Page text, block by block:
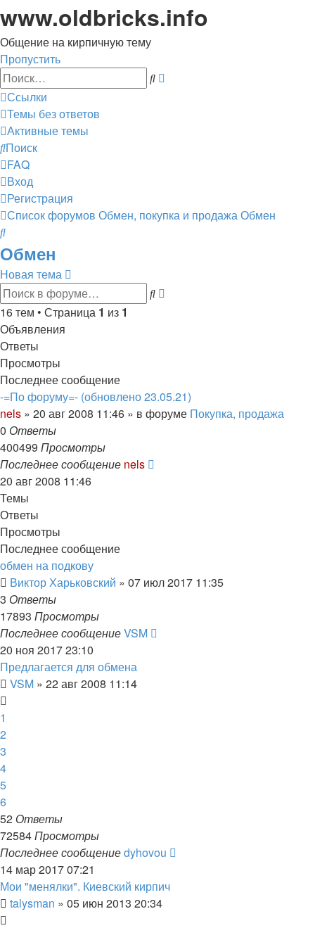
www.oldbricks.info
Общение на кирпичную тему
Пропустить
Поиск
Ссылки
Темы без ответов
Активные темы
Поиск
FAQ
Вход
Регистрация
Список форумов Обмен, покупка и продажаОбмен
Поиск
Обмен
Новая тема
Поиск
16 тем • Страница 1 из 1
Объявления
Ответы
Просмотры
Последнее сообщение
-=По форуму=- (обновлено 23.05.21)
nels » 20 авг 2008 11:46 » в форуме Покупка, продажа
0 Ответы
400499 Просмотры
Последнее сообщение nels
20 авг 2008 11:46
Темы
Ответы
Просмотры
Последнее сообщение
обмен на подкову
Виктор Харьковский » 07 июл 2017 11:35
3 Ответы
17893 Просмотры
Последнее сообщениеVSM
20 ноя 2017 23:10
Предлагается для обмена
VSM » 22 авг 2008 11:14
1
2
3
4
5
6
52 Ответы
72584Просмотры
Последнее сообщениеdyhovou
14 мар 2017 07:21
Мои "менялки". Киевский кирпич
talysman » 05 июн 2013 20:34